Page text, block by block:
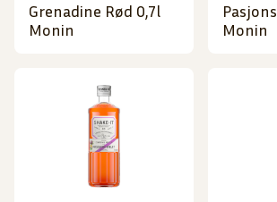
Grenadine Rød 0,7l
Monin
Monin